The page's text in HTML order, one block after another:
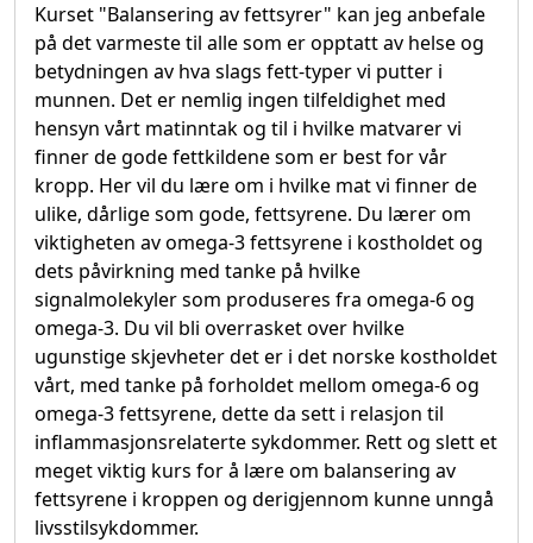
Kurset "Balansering av fettsyrer" kan jeg anbefale
på det varmeste til alle som er opptatt av helse og
betydningen av hva slags fett-typer vi putter i
munnen. Det er nemlig ingen tilfeldighet med
hensyn vårt matinntak og til i hvilke matvarer vi
finner de gode fettkildene som er best for vår
kropp. Her vil du lære om i hvilke mat vi finner de
ulike, dårlige som gode, fettsyrene. Du lærer om
viktigheten av omega-3 fettsyrene i kostholdet og
dets påvirkning med tanke på hvilke
signalmolekyler som produseres fra omega-6 og
omega-3. Du vil bli overrasket over hvilke
ugunstige skjevheter det er i det norske kostholdet
vårt, med tanke på forholdet mellom omega-6 og
omega-3 fettsyrene, dette da sett i relasjon til
inflammasjonsrelaterte sykdommer. Rett og slett et
meget viktig kurs for å lære om balansering av
fettsyrene i kroppen og derigjennom kunne unngå
livsstilsykdommer.